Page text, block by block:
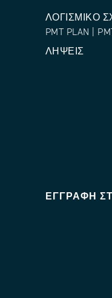
ΛΟΓΙΣΜΙΚΌ
PMT PLAN |
ΛΉΨΕΙΣ
ΕΓΓΡΑΦΉ